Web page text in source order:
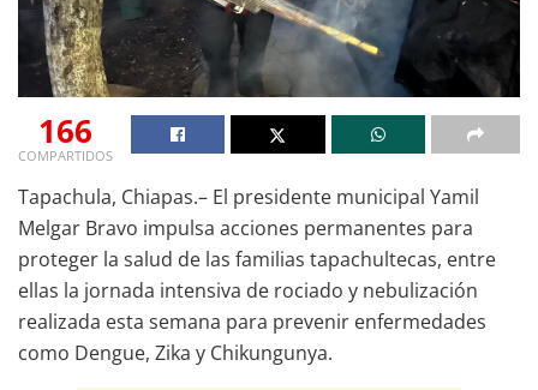
166
COMPARTIDOS
Tapachula, Chiapas.– El presidente municipal Yamil
Melgar Bravo impulsa acciones permanentes para
proteger la salud de las familias tapachultecas, entre
ellas la jornada intensiva de rociado y nebulización
realizada esta semana para prevenir enfermedades
como Dengue, Zika y Chikungunya.